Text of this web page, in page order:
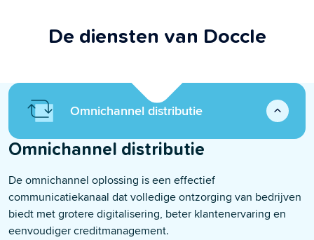
De diensten van Doccle
Omnichannel distributie
Omnichannel distributie
Deomnichannel oplossing is een effectief
communicatiekanaal dat volledigeontzorging van bedrijven
biedt met grotere digitalisering, beter klantenervaring en
eenvoudiger creditmanagement.